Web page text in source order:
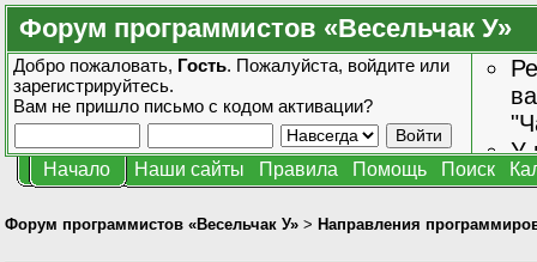
Форум программистов «Весельчак У»
Добро пожаловать, Гость. Пожалуйста, войдите или
зарегистрируйтесь.
Вам не пришло письмо с кодом активации?
У
Начало Наши сайты Правила Помощь Поиск
Форум программистов «Весельчак У» > Направления